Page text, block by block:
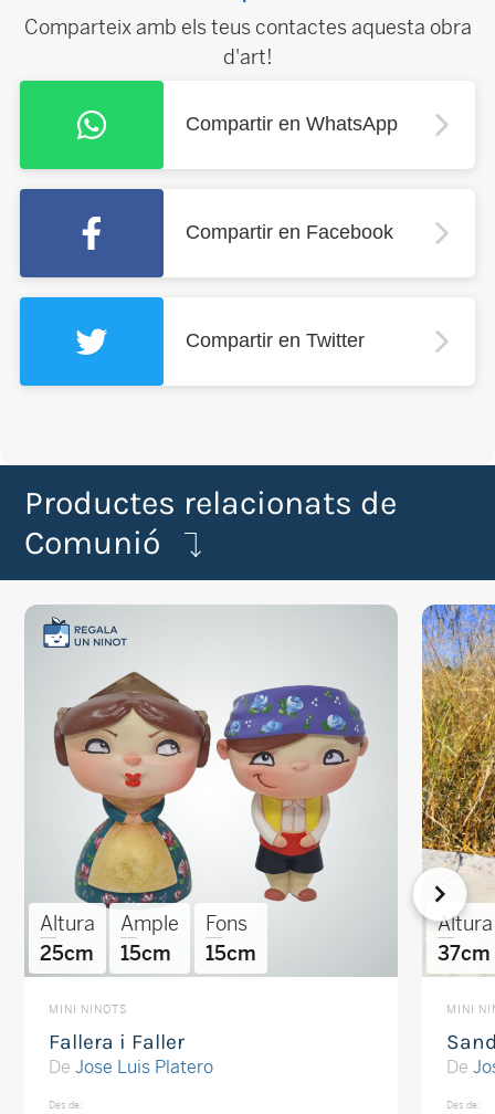
Comparteix amb els teus contactes aquesta obra
d'art!
Compartir en WhatsApp
Compartir en Facebook
Compartir en Twitter
Productes relacionats de
Comunió
Altura
25cm
Ample
15cm
Fons
15cm
MINI NINOTS
Fallera i Faller
De Jose Luis Platero
Des de:
Altura
37cm
MINI
De
Des de: